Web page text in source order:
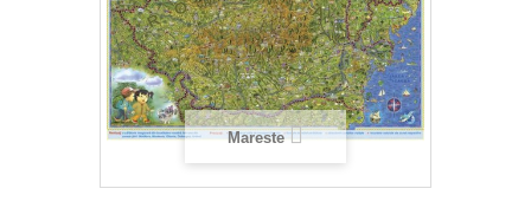
Mareste